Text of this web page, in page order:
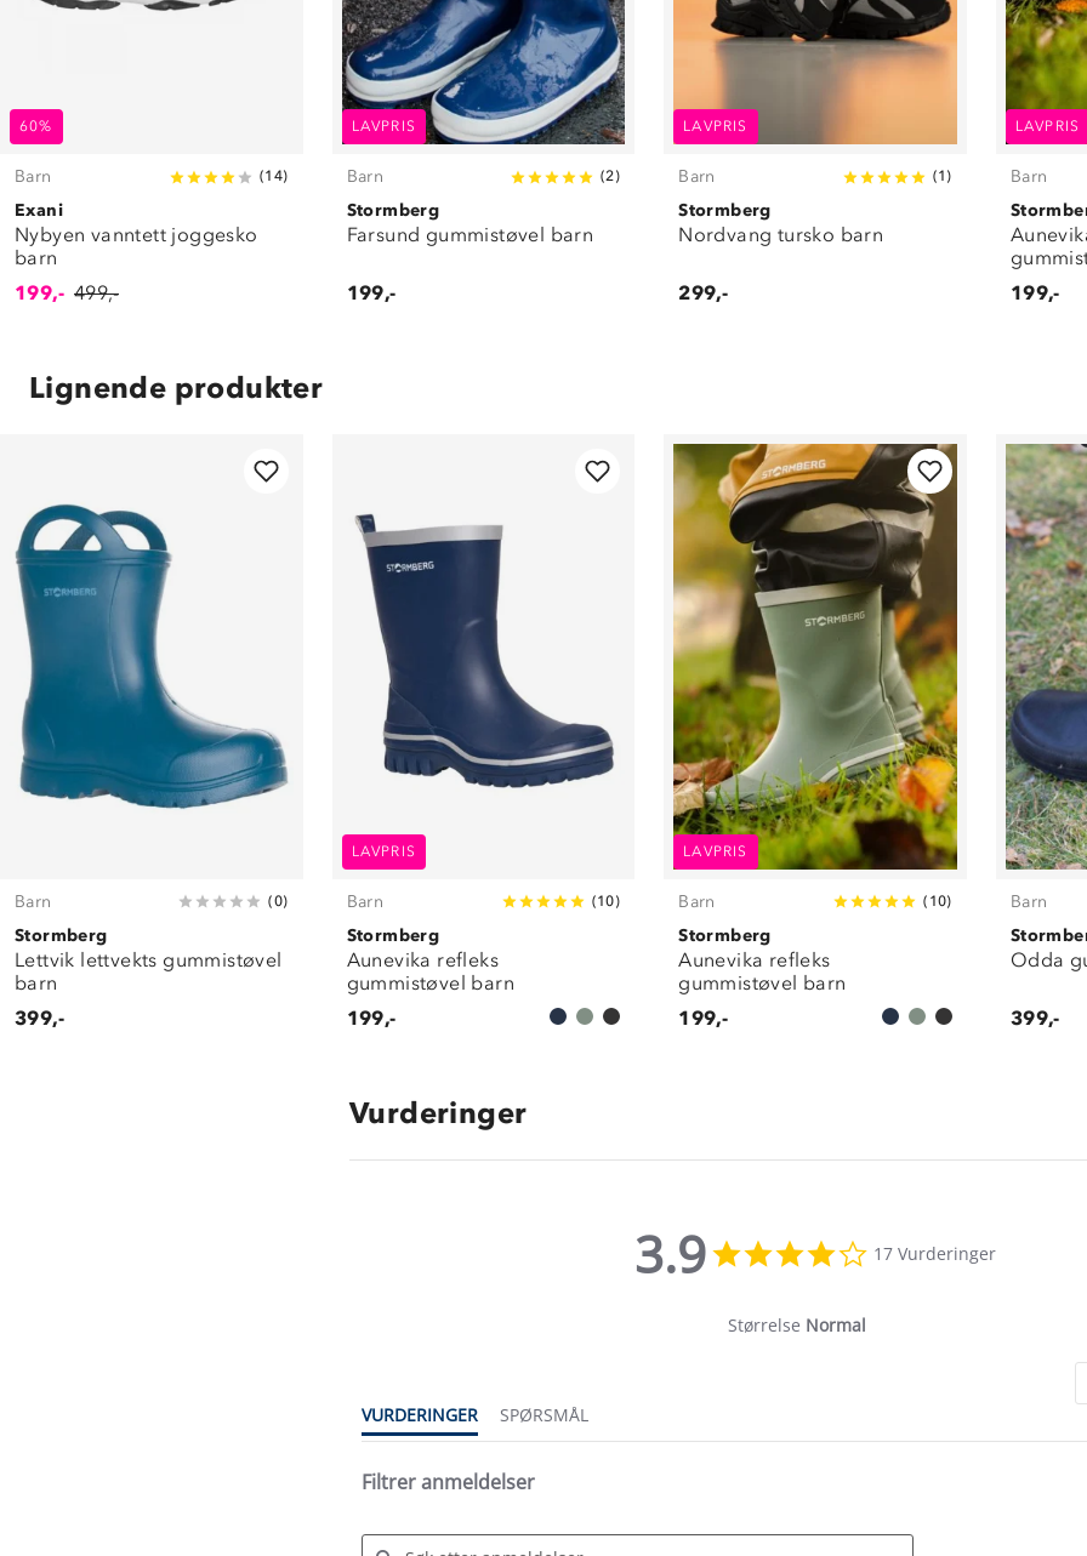
60%
Barn (14)
Exani
Nybyen vanntett joggesko
barn
199,- 499,-
LAVPRIS
Barn (2)
Stormberg
Farsund gummistøvel barn
199,-
LAVPRIS
Barn (1 )
Stormberg
Nordvang tursko barn
299,-
LAVPRIS
Barn
199,-
Lignende produkter
Barn (0)
Stormberg
Lettvik lettvekts gummistøvel
barn
399,-
LAVPRIS
Barn (10)
Stormberg
Aunevika refleks
gummistøvel barn
199,-
LAVPRIS
Barn ( 10)
Stormberg
Aunevika refleks
gummistøvel barn
199,-
Barn
Odda
399,-
Vurderinger
3.9
star
17 Vurderinger
Størrelse Normal
VURDERINGER SPØRSMÅL
Filtrer anmeldelser